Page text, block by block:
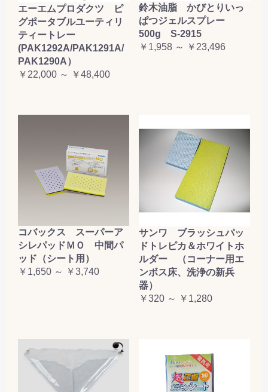
エーエムプロダクツ ピ
グポータブルユーティリ
ティートレー
(PAK1292A/PAK1291A/
PAK1290A）
￥22,000 ～ ￥48,400
鈴木油脂 かびとりいっ
ぱつジェルスプレー
500g S-2915
￥1,958 ～ ￥23,496
コバックス スーパーア
シレパッドＭＯ 中間パ
ッド（シート用）
￥1,650 ～ ￥3,740
サンワ ブラッシュパッ
ドトレピカ＆ホワイトホ
ルダー （コーナー用エ
ンボス床、洗浄の新兵
器）
￥320 ～ ￥1,280